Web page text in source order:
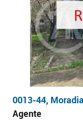
0013-44,
Agente